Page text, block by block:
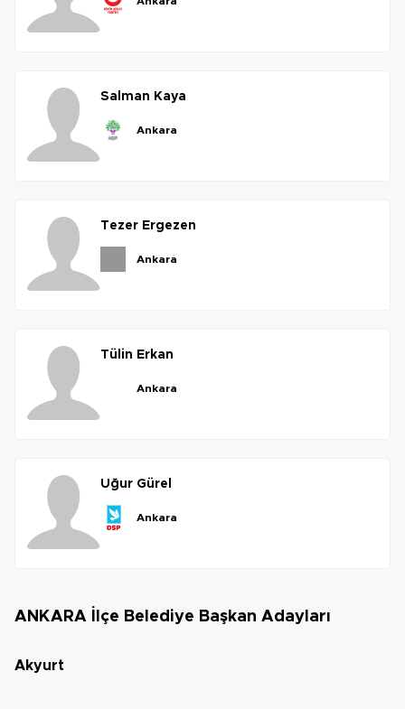
salman kaya
ankara
tezer ergezen
ankara
tülin erkan
ankara
uğur gürel
ankara
ANKARA İlçe Belediye Başkan Adayları
akyurt